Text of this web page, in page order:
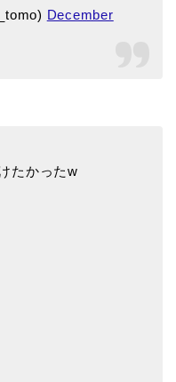
December
たかったw